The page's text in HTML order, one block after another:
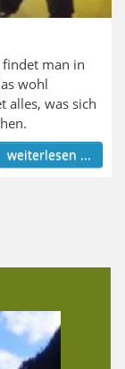
findet man in
wohl
alles, was sich
weiterlesen ...